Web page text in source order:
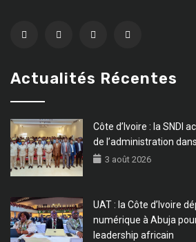
Actualités Récentes
Côte d’Ivoire : la SNDI
de l’administration
3 août 2026
UAT : la Côte d’Ivoire
numérique à Abuja
leadership africain